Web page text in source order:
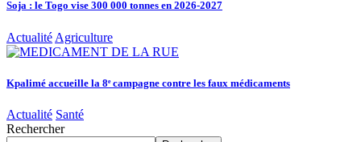
Soja : le Togo vise 300 000 tonnes en 2026-2027
Actualité Agriculture
Kpalimé accueille la 8ᵉ campagne contre les faux médicaments
Actualité Santé
Rechercher